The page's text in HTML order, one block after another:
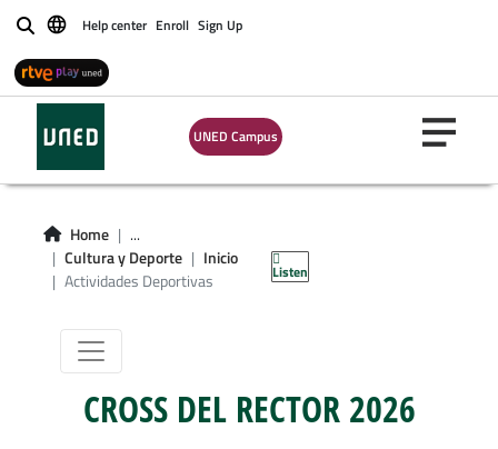
BuscarHelp center Enroll Sign Up
UNED Campus
Home
...
Cultura y Deporte
Inicio
Actividades Deportivas
Listen
Actividades
Deportivas
CROSS DEL RECTOR 2026